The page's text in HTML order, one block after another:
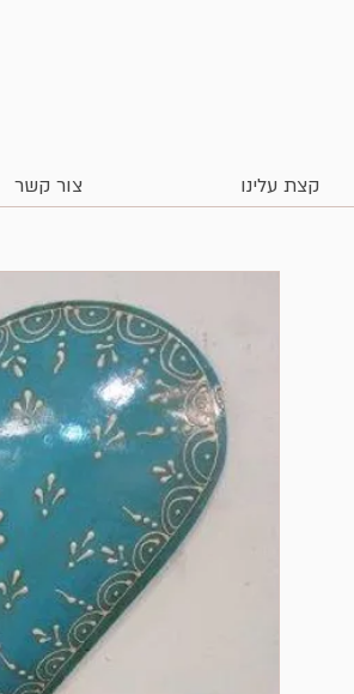
קצת עלינו צור קשר